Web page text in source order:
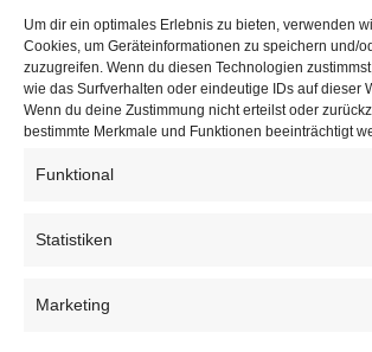
Um dir ein optimales Erlebnis zu bieten, verwenden
Cookies, um Geräteinformationen zu speichern und/
zuzugreifen. Wenn du diesen Technologien
wie das Surfverhalten oder eindeutige IDs auf dieser
Wenn du deine Zustimmung nicht erteilst oder
bestimmte Merkmale und Funktionen beeinträchtigt
Funktional
Statistiken
Marketing
Veranstaltungen
Höffner Run
Kindersportfest